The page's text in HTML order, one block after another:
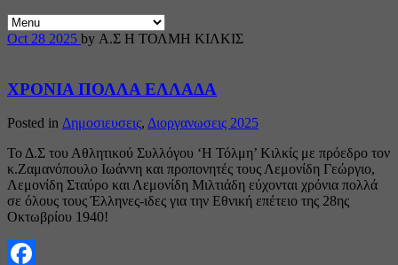
Oct 28 2025 by Α.Σ Η ΤΟΛΜΗ ΚΙΛΚΙΣ
ΧΡΟΝΙΑ ΠΟΛΛΑ ΕΛΛΑΔΑ
Posted in Δημοσιευσεις, Διοργανωσεις 2025
Το Δ.Σ του Αθλητικού Συλλόγου ‘Η Τόλμη’ Κιλκίς με πρόεδρο τον
κ.Ζαμανόπουλο Ιωάννη και προπονητές τους Λεμονίδη Γεώργιο,
Λεμονίδη Σταύρο και Λεμονίδη Μιλτιάδη εύχονται χρόνια πολλά
σε όλους τους Έλληνες-ιδες για την Εθνική επέτειο της 28ης
Οκτωβρίου 1940!